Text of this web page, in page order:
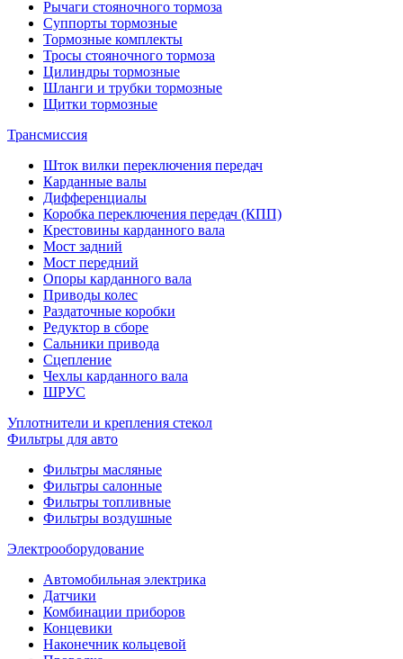
Рычаги стояночного тормоза
Суппорты тормозные
Тормозные комплекты
Тросы стояночного тормоза
Цилиндры тормозные
Шланги и трубки тормозные
Щитки тормозные
Трансмиссия
Шток вилки переключения передач
Карданные валы
Дифференциалы
Коробка переключения передач (КПП)
Крестовины карданного вала
Мост задний
Мост передний
Опоры карданного вала
Приводы колес
Раздаточные коробки
Редуктор в сборе
Сальники привода
Сцепление
Чехлы карданного вала
ШРУС
Уплотнители и крепления стекол
Фильтры для авто
Фильтры масляные
Фильтры салонные
Фильтры топливные
Фильтры воздушные
Электрооборудование
Автомобильная электрика
Датчики
Комбинации приборов
Концевики
Наконечник кольцевой